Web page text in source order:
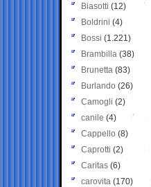
Biasotti (12)
Boldrini (4)
Bossi (1.221)
Brambilla (38)
Brunetta (83)
Burlando (26)
Camogli (2)
canile (4)
Cappello (8)
Caprotti (2)
Caritas (6)
carovita (170)